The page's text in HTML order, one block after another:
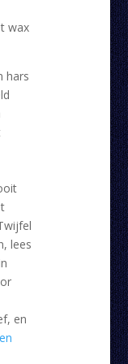
wax
hars
lees
en